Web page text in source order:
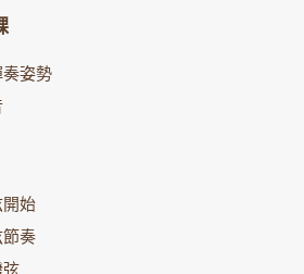
姿勢
始
奏